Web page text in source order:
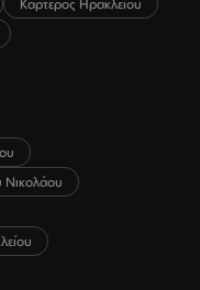
Καρτερός Ηρακλείου
Νικολάου